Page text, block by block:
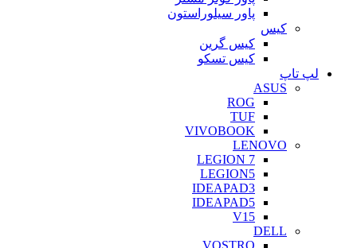
پاور سیلوراستون
کیس
کیس گرین
کیس تسکو
لپ تاپ
ASUS
ROG
TUF
VIVOBOOK
LENOVO
LEGION 7
LEGION5
IDEAPAD3
IDEAPAD5
V15
DELL
VOSTRO